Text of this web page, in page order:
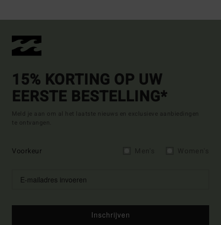
15% KORTING OP UW
EERSTE BESTELLING*
Meld je aan om al het laatste nieuws en exclusieve aanbiedingen
te ontvangen.
Voorkeur
Inschrijven